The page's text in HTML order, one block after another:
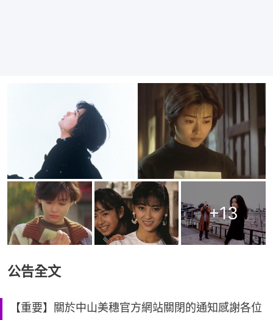
+13
公告全文
【重要】關於中山美穗官方網站關閉的通知感謝各位